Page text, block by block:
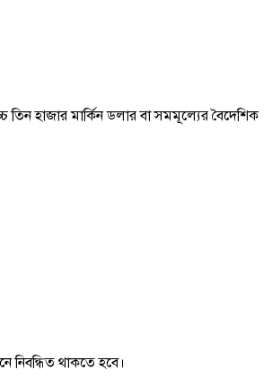
হাজার মার্কিন ডলার বা সমমূল্যের বৈদেশিক
নিবন্ধিত থাকতে হবে।